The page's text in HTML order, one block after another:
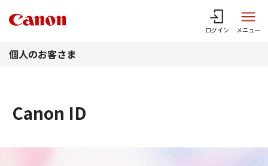
ログイン メニュー
個人のお客さま
Canon ID